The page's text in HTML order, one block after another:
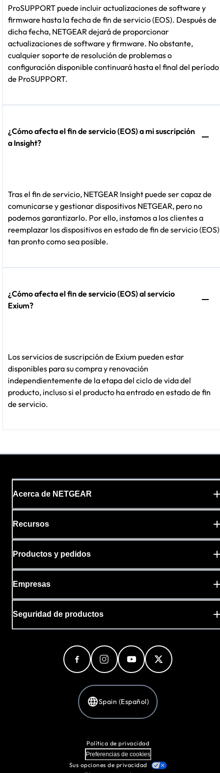
ProSUPPORT puede incluir actualizaciones de software y
firmware hasta la fecha de fin de servicio (EOS). Después de
dicha fecha, NETGEAR dejará de proporcionar
actualizaciones de software y firmware. No obstante,
cualquier soporte de resolución de problemas o
configuración disponible continuará hasta el final del período
de ProSUPPORT.
¿Cómo afecta el fin de servicio (EOS) a mi suscripción
a Insight?
Tras el fin de servicio, NETGEAR Insight puede ser capaz de
comunicarse y gestionar dispositivos NETGEAR, pero no
podemos garantizarlo. Por ello, instamos a los clientes a
reemplazar los dispositivos en estado de fin de servicio (EOS)
tan pronto como sea posible.
¿Cómo afecta el fin de servicio (EOS) al servicio
Exium?
Los servicios de suscripción de Exium pueden estar
disponibles para su compra y renovación
independientemente de la etapa del ciclo de vida del
producto, incluso si el producto ha entrado en estado de fin
de servicio.
Acerca de NETGEAR
Recursos
Productos y pedidos
Empresas
Seguridad de productos
Spain (Español)
Política de privacidad
Preferencias de cookies
Sus opciones de privacidad